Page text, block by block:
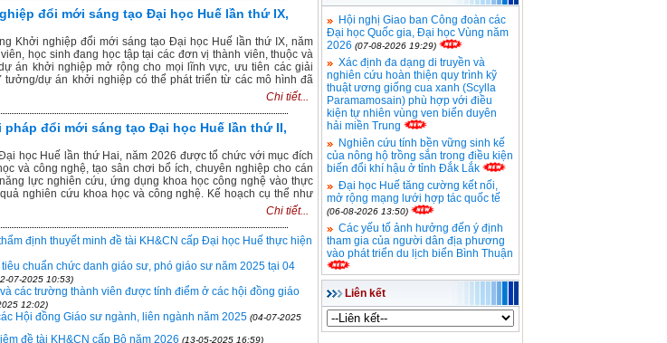
đổi mới sáng tạo Đại học Huế lần thứ IX,
Khởi nghiệp đổi mới sáng tạo Đại học Huế lần thứ IX, năm
học sinh đang học tập tại các đơn vị thành viên, thuộc và
án khởi nghiệp mở rộng cho mọi lĩnh vực, ưu tiên các giải
dự án khởi nghiệp có thể phát triển từ các mô hình đã
Chi tiết...
đổi mới sáng tạo Đại học Huế lần thứ II,
học Huế lần thứ Hai, năm 2026 được tổ chức với mục đích
và công nghệ, tạo sân chơi bổ ích, chuyên nghiệp cho cán
lực nghiên cứu, ứng dụng khoa học công nghệ vào thực
nghiên cứu khoa học và công nghệ. Kế hoạch cụ thể như
Chi tiết...
định thuyết minh đề tài KH&CN cấp Đại học Huế thực hiện
chuẩn chức danh giáo sư, phó giáo sư năm 2025 tại 04
07-2025 10:53)
các trường thành viên được tính điểm ở các hội đồng giáo
12:02)
Hội đồng Giáo sư ngành, liên ngành năm 2025 (04-07-2025
đề tài KH&CN cấp Bộ năm 2026 (13-05-2025 16:59)
Hội nghị Giao ban Công đoàn các
Đại học Quốc gia, Đại học Vùng năm
2026 (07-08-2026 19:29)
Xác định đa dạng di truyền và
nghiên cứu hoàn thiện quy trình kỹ
thuật ương giống cua xanh (Scylla
Paramamosain) phù hợp với điều
kiện tự nhiên vùng ven biển duyên
hải miền Trung
Nghiên cứu tính bền vững sinh kế
của nông hộ trồng sắn trong điều kiện
biến đổi khí hậu ở tỉnh Đắk Lắk
Đại học Huế tăng cường kết nối,
mở rộng mạng lưới hợp tác quốc tế
(06-08-2026 13:50)
Các yếu tố ảnh hưởng đến ý định
tham gia của người dân địa phương
vào phát triển du lịch biển Bình Thuận
Liên kết